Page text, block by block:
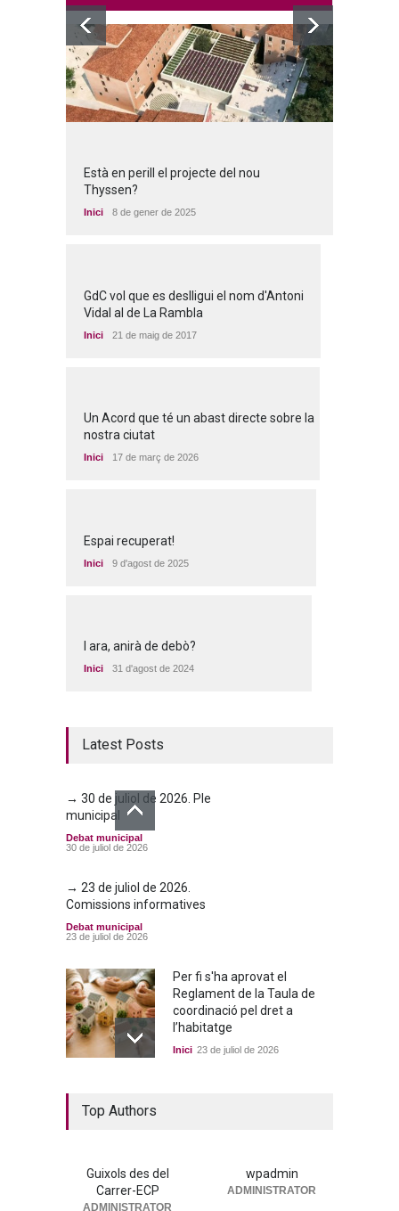
Està en perill el projecte del nou
Thyssen?
Inici 8 de gener de 2025
GdC vol que es deslligui el nom d'Antoni
Vidal al de La Rambla
Inici 21 de maig de 2017
Un Acord que té un abast directe sobre la
nostra ciutat
Inici 17 de març de 2026
Espai recuperat!
Inici 9 d'agost de 2025
I ara, anirà de debò?
Inici 31 d'agost de 2024
Latest Posts
→ 30 de juliol de 2026. Ple
municipal
Debat municipal
30 de juliol de 2026
→ 23 de juliol de 2026.
Comissions informatives
Debat municipal
23 de juliol de 2026
Per fi s'ha aprovat el
Reglament de la Taula de
coordinació pel dret a
l’habitatge
Inici 23 de juliol de 2026
Top Authors
Guixols des del
Carrer-ECP
ADMINISTRATOR
wpadmin
ADMINISTRATOR